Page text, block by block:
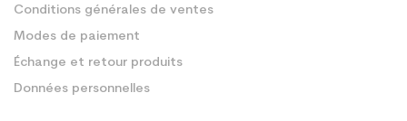
Conditions générales de ventes
Modes de paiement
Échange et retour produits
Données personnelles